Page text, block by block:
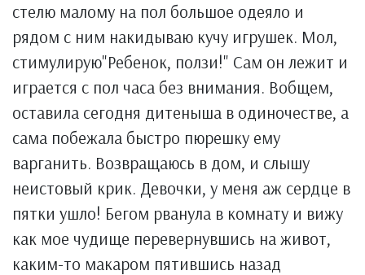
стелю малому на пол большое одеяло и
рядом с ним накидываю кучу игрушек. Мол,
стимулирую"Ребенок, ползи!" Сам он лежит и
играется с пол часа без внимания. Вобщем,
оставила сегодня дитеныша в одиночестве, а
сама побежала быстро пюрешку ему
варганить. Возвращаюсь в дом, и слышу
неистовый крик. Девочки, у меня аж сердце в
пятки ушло! Бегом рванула в комнату и вижу
как мое чудище перевернувшись на живот,
каким-то макаром пятившись назад